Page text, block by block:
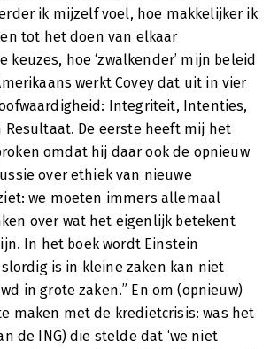
ik mijzelf voel, hoe makkelijker ik
tot het doen van elkaar
keuzes, hoe ‘zwalkender’ mijn beleid
werkt Covey dat uit in vier
Integriteit, Intenties,
Resultaat. De eerste heeft mij het
omdat hij daar ook de opnieuw
over ethiek van nieuwe
we moeten immers allemaal
over wat het eigenlijk betekent
In het boek wordt Einstein
slordig is in kleine zaken kan niet
in grote zaken.” En om (opnieuw)
maken met de kredietcrisis: was het
de ING) die stelde dat ‘we niet